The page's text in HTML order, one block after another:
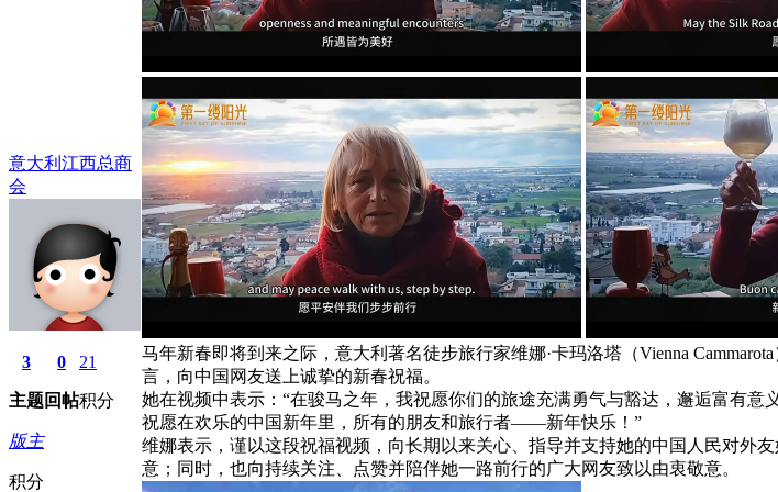
意大利江西总商
会
3
主题
0
回帖
21
积分
版主
积分
马年新春即将到来之际，意大利著名徒步旅行家维娜·卡玛洛塔（Vienna
言，向中国网友送上诚挚的新春祝福。
她在视频中表示：“在骏马之年，我祝愿你们的旅途充满勇气与豁达，邂逅富有
祝愿在欢乐的中国新年里，所有的朋友和旅行者——新年快乐！”
维娜表示，谨以这段祝福视频，向长期以来关心、指导并支持她的中国人民对外
意；同时，也向持续关注、点赞并陪伴她一路前行的广大网友致以由衷敬意。